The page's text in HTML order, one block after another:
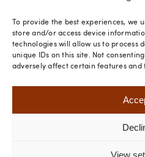
To provide the best experiences, we
store and/or access device
technologies will allow us to process
unique IDs on this site. Not
adversely affect certain features and
View
Standard
Fastener
Social
© 2025 SACS Aerospace |